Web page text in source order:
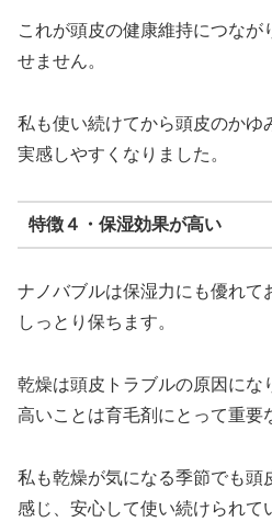
これが頭皮の健康維持につな
せません。
私も使い続けてから頭皮のかゆ
実感しやすくなりました。
特徴４・保湿効果が高い
ナノバブルは保湿力にも優れて
しっとり保ちます。
乾燥は頭皮トラブルの原因にな
高いことは育毛剤にとって重要
私も乾燥が気になる季節でも頭
感じ、安心して使い続けられて